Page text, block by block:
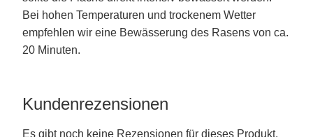
Bei hohen Temperaturen und trockenem Wetter
empfehlen wir eine Bewässerung des Rasens von ca.
20 Minuten.
Kundenrezensionen
Es gibt noch keine Rezensionen für dieses Produkt.